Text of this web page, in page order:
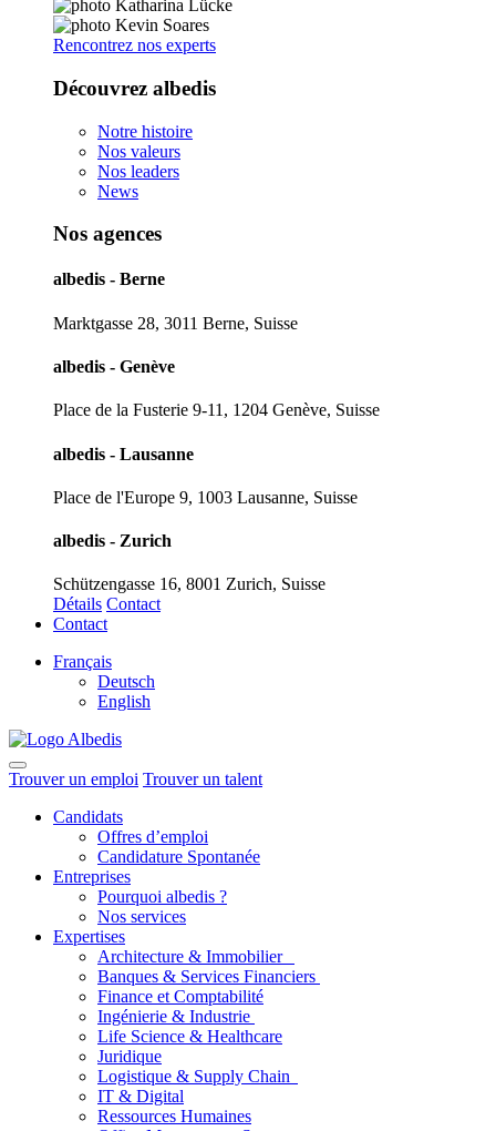
Rencontrez nos experts
Découvrez albedis
Notre histoire
Nos valeurs
Nos leaders
News
Nos agences
albedis - Berne
Marktgasse 28, 3011 Berne, Suisse
albedis - Genève
Place de la Fusterie 9-11, 1204 Genève, Suisse
albedis - Lausanne
Place de l'Europe 9, 1003 Lausanne, Suisse
albedis - Zurich
Schützengasse 16, 8001 Zurich, Suisse
Détails Contact
Contact
Français
Deutsch
English
Trouver un emploi Trouver un talent
Candidats
Offres d’emploi
Candidature Spontanée
Entreprises
Pourquoi albedis ?
Nos services
Expertises
Architecture & Immobilier
Banques & Services Financiers
Finance et Comptabilité
Ingénierie & Industrie
Life Science & Healthcare
Juridique
Logistique & Supply Chain
IT & Digital
Ressources Humaines